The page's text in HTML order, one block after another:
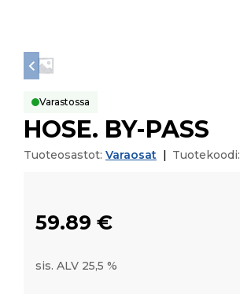
Varastossa
HOSE. BY-PASS
Tuoteosastot: Varaosat Tuotekoodi:
59.89 €
sis. ALV 25,5 %